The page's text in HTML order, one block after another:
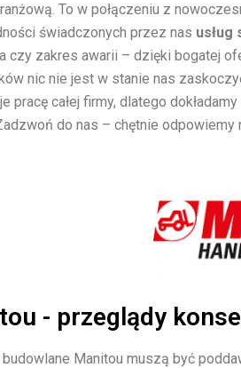
To w połączeniu z
świadczonych przez nas usług
czy zakres awarii – dzięki bogatej
nic nie jest w stanie nas
pracę całej firmy, dlatego
do nas – chętnie odpowiemy
- przeglądy
Manitou muszą być